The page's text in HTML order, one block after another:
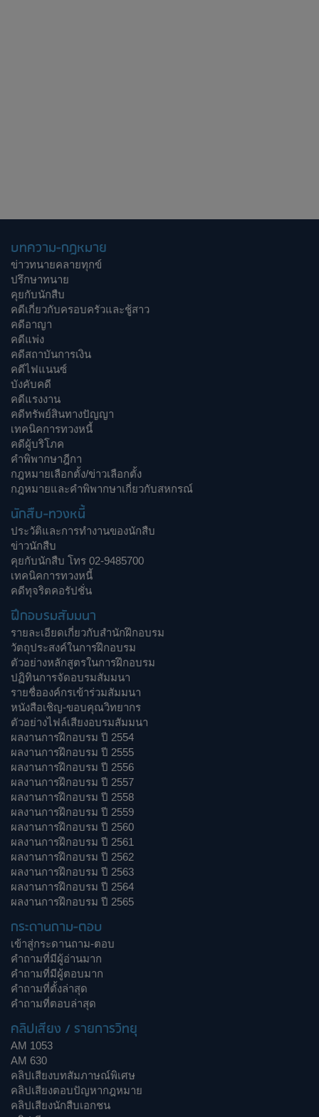
บทความ-กฎหมาย
ข่าวทนายคลายทุกข์
ปรึกษาทนาย
คุยกับนักสืบ
คดีเกี่ยวกับครอบครัวและชู้สาว
คดีอาญา
คดีแพ่ง
คดีสถาบันการเงิน
คดีไฟแนนซ์
บังคับคดี
คดีแรงงาน
คดีทรัพย์สินทางปัญญา
เทคนิคการทวงหนี้
คดีผู้บริโภค
คำพิพากษาฎีกา
กฎหมายเลือกตั้ง/ข่าวเลือกตั้ง
กฎหมายและคำพิพากษาเกี่ยวกับสหกรณ์
นักสืบ-ทวงหนี้
ประวัติและการทำงานของนักสืบ
ข่าวนักสืบ
คุยกับนักสืบ โทร 02-9485700
เทคนิคการทวงหนี้
คดีทุจริตคอรัปชั่น
ฝึกอบรมสัมมนา
รายละเอียดเกี่ยวกับสำนักฝึกอบรม
วัตถุประสงค์ในการฝึกอบรม
ตัวอย่างหลักสูตรในการฝึกอบรม
ปฏิทินการจัดอบรมสัมมนา
รายชื่อองค์กรเข้าร่วมสัมมนา
หนังสือเชิญ-ขอบคุณวิทยากร
ตัวอย่างไฟล์เสียงอบรมสัมมนา
ผลงานการฝึกอบรม ปี 2554
ผลงานการฝึกอบรม ปี 2555
ผลงานการฝึกอบรม ปี 2556
ผลงานการฝึกอบรม ปี 2557
ผลงานการฝึกอบรม ปี 2558
ผลงานการฝึกอบรม ปี 2559
ผลงานการฝึกอบรม ปี 2560
ผลงานการฝึกอบรม ปี 2561
ผลงานการฝึกอบรม ปี 2562
ผลงานการฝึกอบรม ปี 2563
ผลงานการฝึกอบรม ปี 2564
ผลงานการฝึกอบรม ปี 2565
กระดานถาม-ตอบ
เข้าสู่กระดานถาม-ตอบ
คำถามที่มีผู้อ่านมาก
คำถามที่มีผู้ตอบมาก
คำถามที่ตั้งล่าสุด
คำถามที่ตอบล่าสุด
คลิปเสียง / รายการวิทยุ
AM 1053
AM 630
คลิปเสียงบทสัมภาษณ์พิเศษ
คลิปเสียงตอบปัญหากฎหมาย
คลิปเสียงนักสืบเอกชน